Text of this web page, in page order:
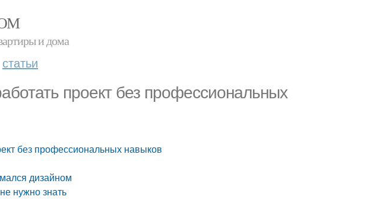
и дома
статьи
проект без профессиональных
без профессиональных навыков
дизайном
нужно знать